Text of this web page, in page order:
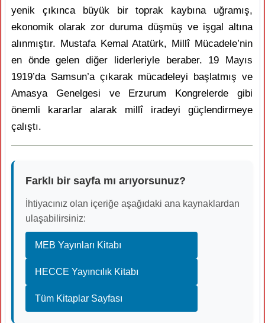
yenik çıkınca büyük bir toprak kaybına uğramış,
ekonomik olarak zor duruma düşmüş ve işgal altına
alınmıştır. Mustafa Kemal Atatürk, Millî Mücadele’nin
en önde gelen diğer liderleriyle beraber. 19 Mayıs
1919’da Samsun’a çıkarak mücadeleyi başlatmış ve
Amasya Genelgesi ve Erzurum Kongrelerde gibi
önemli kararlar alarak millî iradeyi güçlendirmeye
çalıştı.
Farklı bir sayfa mı arıyorsunuz?
İhtiyacınız olan içeriğe aşağıdaki ana kaynaklardan
ulaşabilirsiniz:
MEB Yayınları Kitabı
HECCE Yayıncılık Kitabı
Tüm Kitaplar Sayfası